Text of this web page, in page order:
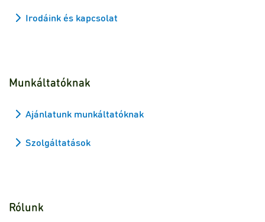
Irodáink és kapcsolat
Munkáltatóknak
Ajánlatunk munkáltatóknak
Szolgáltatások
Rólunk